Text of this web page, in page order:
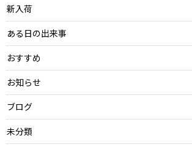
新入荷
ある日の出来事
おすすめ
お知らせ
ブログ
未分類